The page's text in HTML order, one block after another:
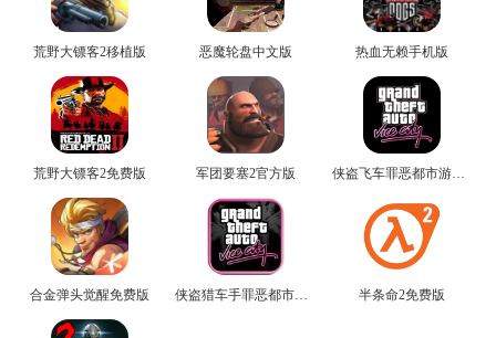
荒野大镖客2移植版 恶魔轮盘中文版 热血无赖手机版
荒野大镖客2免费版 军团要塞2官方版 侠盗飞车罪恶都市游戏最新版
合金弹头觉醒免费版 半条命2免费版